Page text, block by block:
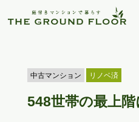
中古マンション リノベ済
548世帯の最上